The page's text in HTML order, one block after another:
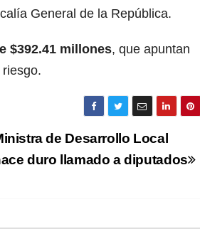
General de la República.
$392.41 millones, que apuntan
de Desarrollo Local
duro llamado a diputados